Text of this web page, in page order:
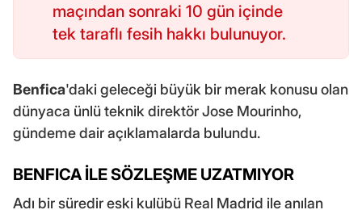
maçından sonraki 10 gün içinde
tek taraflı fesih hakkı bulunuyor.
Benfica'daki geleceği büyük bir merak konusu olan
dünyaca ünlü teknik direktör Jose Mourinho,
gündeme dair açıklamalarda bulundu.
BENFICA İLE SÖZLEŞME UZATMIYOR
Adı bir süredir eski kulübü Real Madrid ile anılan